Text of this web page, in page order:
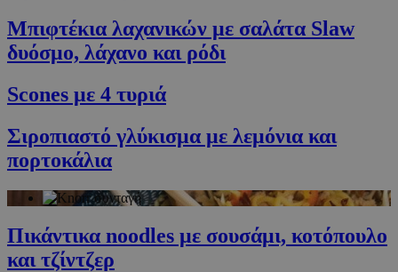
Μπιφτέκια λαχανικών με σαλάτα Slaw
δυόσμο, λάχανο και ρόδι
Scones με 4 τυριά
Σιροπιαστό γλύκισμα με λεμόνια και
πορτοκάλια
Πικάντικα noodles με σουσάμι, κοτόπουλο
και τζίντζερ